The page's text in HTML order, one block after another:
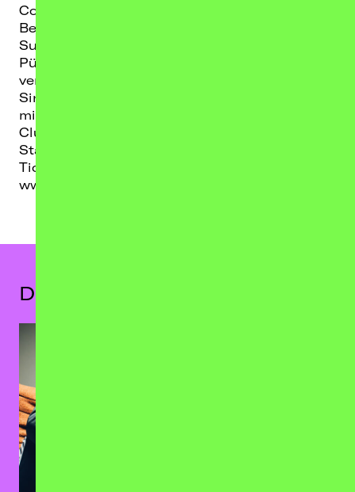
Cobain oder $oho Bani supporten den
Berliner seit Tag eins und auch etablierte
Superstars wie Cro verstehen seine Vision.
Pünktlich zur Ankündigung seiner Tour 2023
versorgt uns Sampagne mit seiner neuen
Single „beleş“, denn Sampagne steht nicht nur
mit seiner ganzen Gang auf den Guestlists der
Clubs, sondern ab November auch auf deren
Stages! Moshpit- Potential ist garantiert und
Tickets für die Tour gibt es ab sofort unter
www.chimperator-tickets.de/sampagne
Das könnte dir auch gefallen